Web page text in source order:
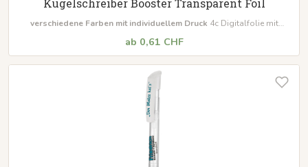
Kugelschreiber Booster Transparent Foil
verschiedene Farben mit individuellem Druck 4c Digitalfolie mit
Mindestbestellmenge 500 Stück
ab 0,61 CHF